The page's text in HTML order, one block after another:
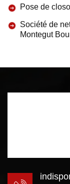
Pose de
Société de
Montegut